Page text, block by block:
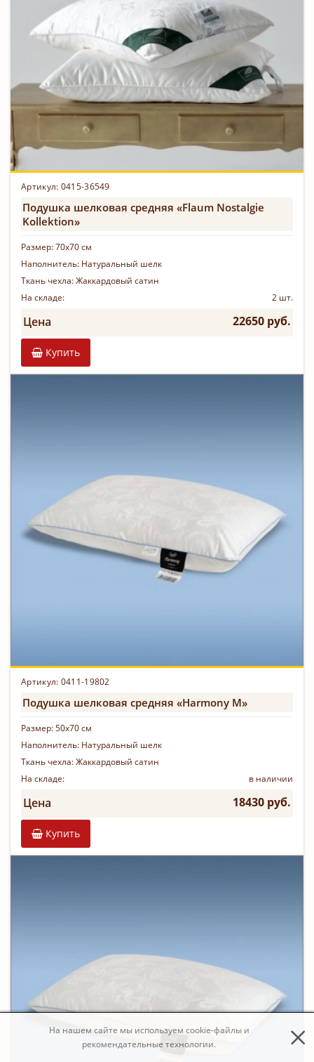
Артикул: 0415-36549
Подушка шелковая средняя «Flaum Nostalgie
Kollektion»
Размер:70х70 см
Наполнитель: Натуральный шелк
Ткань чехла:Жаккардовый сатин
На складе:
2 шт.
Цена 22650 руб.
Купить
Артикул: 0411-19802
Подушка шелковая средняя «Harmony M»
Размер:50х70 см
Наполнитель: Натуральный шелк
Ткань чехла:Жаккардовый сатин
На складе:
в наличии
Цена 18430 руб.
Купить
На нашем сайте мы используем cookie-файлы и
рекомендательные технологии.